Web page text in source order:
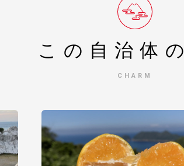
この自治体の
CHARM